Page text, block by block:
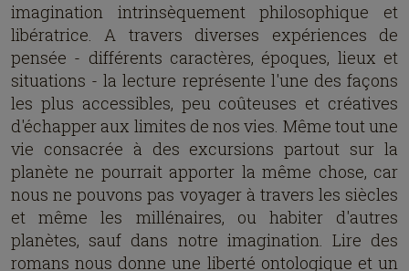
imagination intrinsèquement philosophique et
libératrice. A travers diverses expériences de
pensée - différents caractères, époques, lieux et
situations - la lecture représente l'une des façons
les plus accessibles, peu coûteuses et créatives
d'échapper aux limites de nos vies. Même tout une
vie consacrée à des excursions partout sur la
planète ne pourrait apporter la même chose, car
nous ne pouvons pas voyager à travers les siècles
et même les millénaires, ou habiter d'autres
planètes, sauf dans notre imagination. Lire des
romans nous donne une liberté ontologique et un